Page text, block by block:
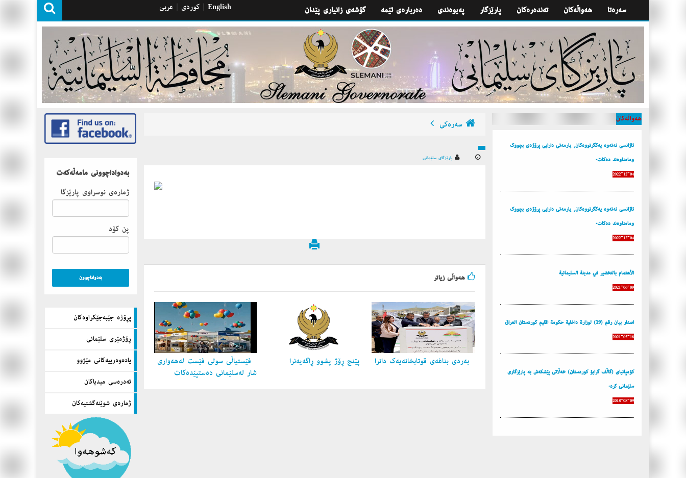
كوردی عربی English گۆشه‌ی زانیاری پێدان په‌یوه‌ندی پارێزگار تەندەرەكان هه‌واڵه‌كان سه‌ره‌تا
بەدواداچوونى مامەڵەكەت
ژمارەى نوسراوى پارێزگا
پن كۆد
پڕۆژه‌ جێبه‌جێكراوه‌كان
ڕۆژمێری سلێمانی
یاده‌وه‌رییه‌كانی مێژوو
ئه‌دره‌سی میدیاكان
ژماره‌ی شوێنه‌گشتیه‌كان
سه‌ره‌كی
هه‌واڵی زیاتر
فێستیاڵی سولی فێست لەهەواری
شار لەسلێمانی دەستپێدەكات
پێنج ڕۆژ پشوو ڕاگه‌یه‌نرا به‌ردی بناغه‌ی قوتابخانه‌یه‌ك دانرا
هه‌واڵه‌كان
ئاژانسی نه‌ته‌وه‌ یه‌كگرتووه‌كان، یارمه‌تی دارایی پرۆژه‌ی بچووك
ومامناوه‌ند ده‌كات.
2022-12-04
ئاژانسی نه‌ته‌وه‌ یه‌كگرتووه‌كان، یارمه‌تی دارایی پرۆژه‌ی بچووك
ومامناوه‌ند ده‌كات.
2022-12-04
الأهتمام بالتخضير في مدينة السليمانية
2021-06-09
إصدار بیان رقم (19) لوزارة داخلية حكومة أقليم كوردستان العراق
2021-05-18
کۆمپانیای (گاڵف گرایۆ کوردستان) خەڵاتی پێشکەش بە پارێزگاری
سلێمانی کرد.
2018-08-09